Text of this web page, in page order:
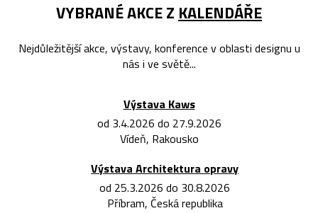
VYBRANÉ AKCE Z KALENDÁŘE
Nejdůležitější akce, výstavy, konference v oblasti designu u
nás i ve světě...
Výstava Kaws
od 3.4.2026 do 27.9.2026
Vídeň, Rakousko
Výstava Architektura opravy
od 25.3.2026 do 30.8.2026
Příbram, Česká republika